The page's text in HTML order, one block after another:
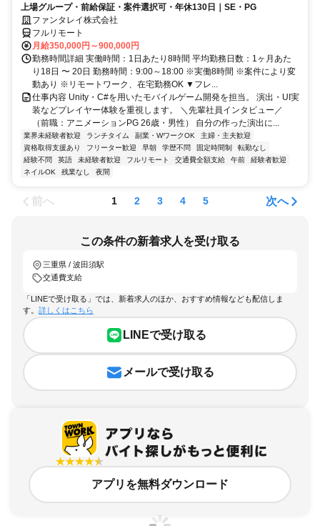
上場グループ・前給保証・案件選択可・年休130日｜SE・PG
ファンタレイ株式会社
フルリモート
月給350,000円～900,000円
勤務時間詳細 実働時間：1日あたり8時間 平均勤務日数：1ヶ月あた
り18日 〜 20日 勤務時間：9:00～18:00 ※実働8時間 ※案件により変
動あり ※リモートワーク、在宅勤務OK ▼フレ...
仕事内容 Unity・C#を用いたモバイルゲーム開発を担当。 演出・UI実
装などプレイヤー体験を重視します。 ＼先輩社員インタビュー／
（前職：アニメーションPG 26歳・男性） 自分の作った演出に...
業界未経験者歓迎 ランチタイム 副業・WワークOK
主婦・主夫歓迎
資格取得支援あり
フリーター歓迎 早朝 学歴不問 固定時間制
転勤なし
経験不問
英語 未経験者歓迎 フルリモート 交通費全額支給 午前
経験者歓迎
ネイルOK
残業なし 夜間
前へ 1 2 3 4 5 次へ
この条件の新着求人を受け取る
三重県 / 波田須駅
交通費支給
「LINEで受け取る」では、新着求人のほか、おすすめ情報なども配信しま
す。 詳しくはこちら
LINEで受け取る
メールで受け取る
アプリを無料ダウンロード